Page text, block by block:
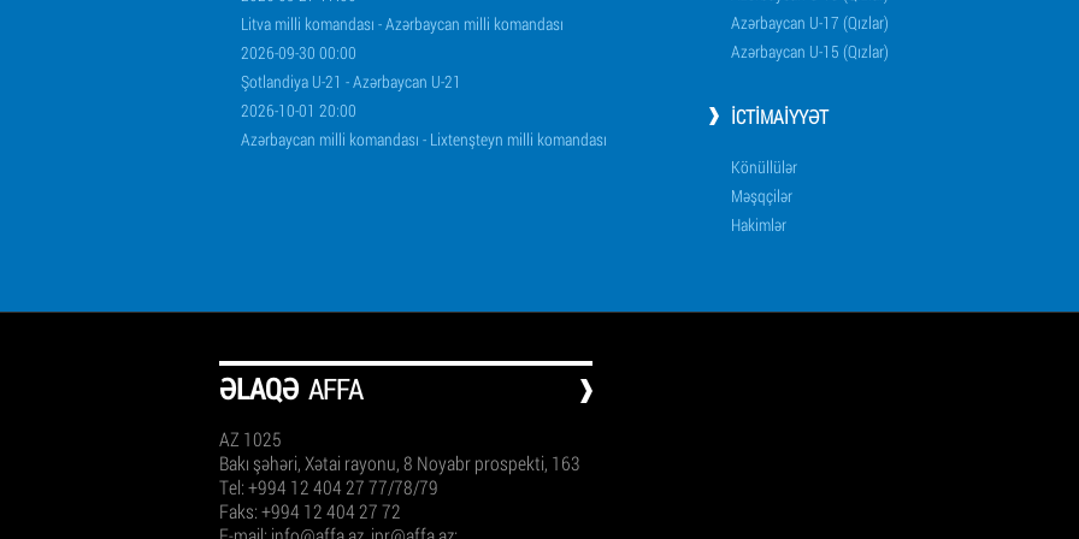
Litva milli komandası - Azərbaycan milli komandası
2026-09-30 00:00
Şotlandiya U-21 - Azərbaycan U-21
2026-10-01 20:00
Azərbaycan milli komandası - Lixtenşteyn milli komandası
Azərbaycan U-17 (Qızlar)
Azərbaycan U-15 (Qızlar)
İCTIMAIYYƏT
Könüllülər
Məşqçilər
Hakimlər
ƏLAQƏ AFFA
AZ 1025
Bakı şəhəri, Xətai rayonu, 8 Noyabr prospekti, 163
Tel: +994 12 404 27 77/78/79
Faks: +994 12 404 27 72